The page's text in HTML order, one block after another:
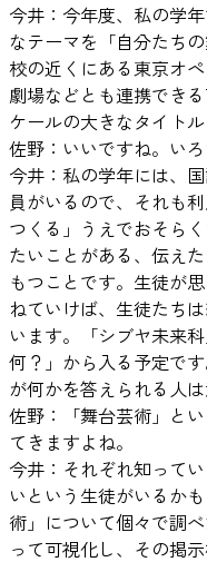
今井：今年度、私の学
なテーマを「自分たち
校の近くにある東京オ
劇場などとも連携でき
ケールの大きなタイトル
佐野：いいですね。い
今井：私の学年には、
員がいるので、それも
つくる」うえでおそら
たいことがある、伝え
もつことです。生徒が
ねていけば、生徒たち
います。「シブヤ未来
何？」から入る予定で
が何かを答えられる人
佐野：「舞台芸術」と
てきますよね。
今井：それぞれ知って
いという生徒がいるか
術」について個々で調
って可視化し、その掲